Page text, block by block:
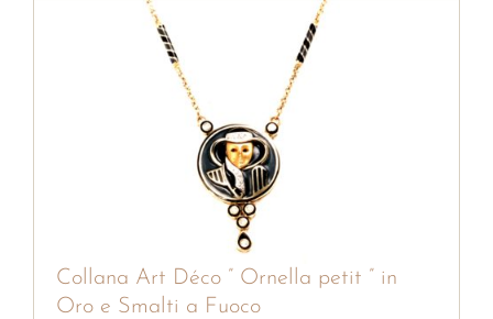
Collana Art Déco ” Ornella petit ” in
Oro e Smalti a Fuoco